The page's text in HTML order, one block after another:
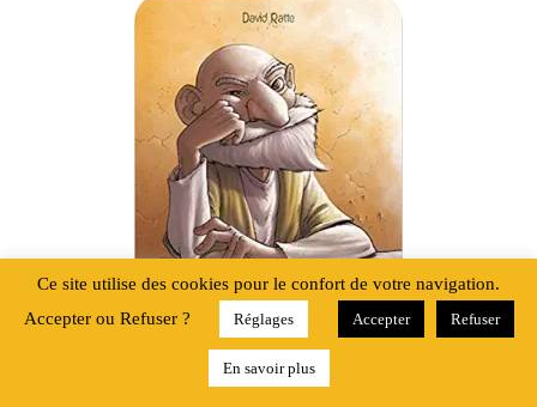
Ce site utilise des cookies pour le confort de votre navigation.
Accepter ou Refuser ?
Réglages Accepter Refuser
En savoir plus